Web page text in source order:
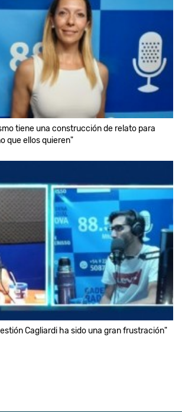
tiene una construcción de relato para
que ellos quieren"
Cagliardi ha sido una gran frustración"